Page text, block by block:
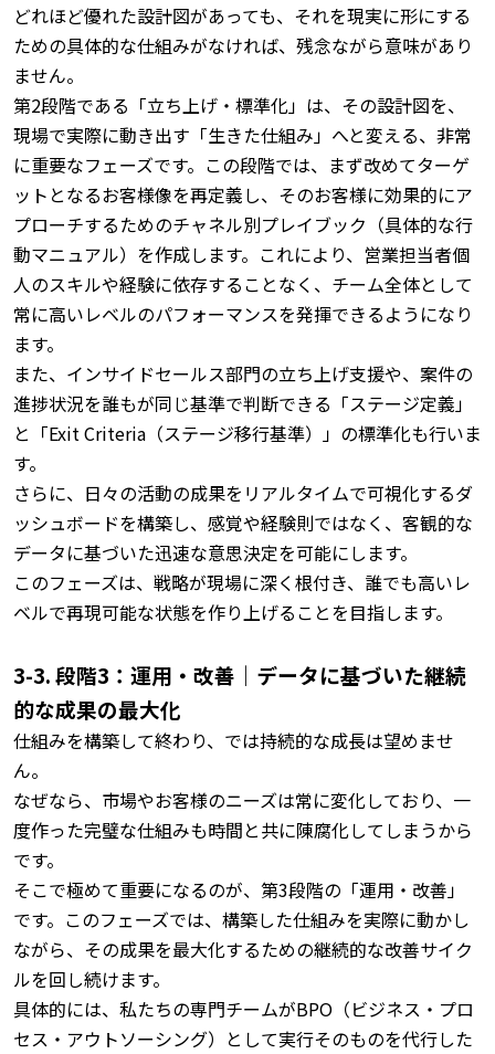
どれほど優れた設計図があっても、それを現実に形にする
ための具体的な仕組みがなければ、残念ながら意味があり
ません。
第2段階である「立ち上げ・標準化」は、その設計図を、
現場で実際に動き出す「生きた仕組み」へと変える、非常
に重要なフェーズです。 この段階では、まず改めてターゲ
ットとなるお客様像を再定義し、そのお客様に効果的にア
プローチするためのチャネル別プレイブック（具体的な行
動マニュアル）を作成します。 これにより、営業担当者個
人のスキルや経験に依存することなく、チーム全体として
常に高いレベルのパフォーマンスを発揮できるようになり
ます。
また、インサイドセールス部門の立ち上げ支援や、案件の
進捗状況を誰もが同じ基準で判断できる「ステージ定義」
と「Exit Criteria（ステージ移行基準）」の標準化も行いま
す。
さらに、日々の活動の成果をリアルタイムで可視化するダ
ッシュボードを構築し、感覚や経験則ではなく、客観的な
データに基づいた迅速な意思決定を可能にします。
このフェーズは、戦略が現場に深く根付き、誰でも高いレ
ベルで再現可能な状態を作り上げることを目指します。
3-3. 段階3：運用・改善｜データに基づいた継続
的な成果の最大化
仕組みを構築して終わり、では持続的な成長は望めませ
ん。
なぜなら、市場やお客様のニーズは常に変化しており、一
度作った完璧な仕組みも時間と共に陳腐化してしまうから
です。
そこで極めて重要になるのが、第3段階の「運用・改善」
です。 このフェーズでは、構築した仕組みを実際に動かし
ながら、その成果を最大化するための継続的な改善サイク
ルを回し続けます。
具体的には、私たちの専門チームがBPO（ビジネス・プロ
セス・アウトソーシング）として実行そのものを代行した